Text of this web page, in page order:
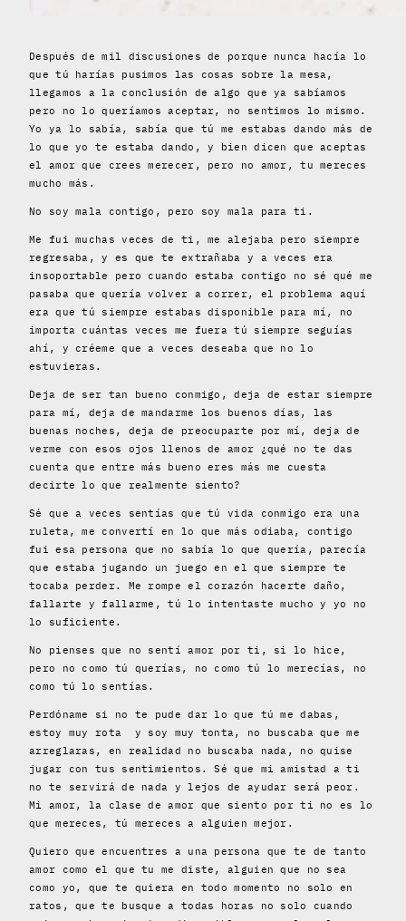
Después de mil discusiones de porque nunca hacía lo
que tú harías pusimos las cosas sobre la mesa,
llegamos a la conclusión de algo que ya sabíamos
pero no lo queríamos aceptar, no sentimos lo mismo.
Yo ya lo sabía, sabía que tú me estabas dando más de
lo que yo te estaba dando, y bien dicen que aceptas
el amor que crees merecer, pero no amor, tu mereces
mucho más.
No soy mala contigo, pero soy mala para ti.
Me fui muchas veces de ti, me alejaba pero siempre
regresaba, y es que te extrañaba y a veces era
insoportable pero cuando estaba contigo no sé qué me
pasaba que quería volver a correr, el problema aquí
era que tú siempre estabas disponible para mí, no
importa cuántas veces me fuera tú siempre seguías
ahí, y créeme que a veces deseaba que no lo
estuvieras.
Deja de ser tan bueno conmigo, deja de estar siempre
para mí, deja de mandarme los buenos días, las
buenas noches, deja de preocuparte por mí, deja de
verme con esos ojos llenos de amor ¿qué no te das
cuenta que entre más bueno eres más me cuesta
decirte lo que realmente siento?
Sé que a veces sentías que tú vida conmigo era una
ruleta, me convertí en lo que más odiaba, contigo
fui esa persona que no sabía lo que quería, parecía
que estaba jugando un juego en el que siempre te
tocaba perder. Me rompe el corazón hacerte daño,
fallarte y fallarme, tú lo intentaste mucho y yo no
lo suficiente.
No pienses que no sentí amor por ti, si lo hice,
pero no como tú querías, no como tú lo merecías, no
como tú lo sentías.
Perdóname si no te pude dar lo que tú me dabas,
estoy muy rota y soy muy tonta, no buscaba que me
arreglaras, en realidad no buscaba nada, no quise
jugar con tus sentimientos. Sé que mi amistad a ti
no te servirá de nada y lejos de ayudar será peor.
Mi amor, la clase de amor que siento por ti no es lo
que mereces, tú mereces a alguien mejor.
Quiero que encuentres a una persona que te de tanto
amor como el que tu me diste, alguien que no sea
como yo, que te quiera en todo momento no solo en
ratos, que te busque a todas horas no solo cuando